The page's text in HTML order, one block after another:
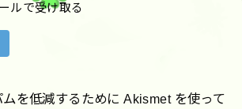
ルで受け取る
を低減するために Akismet を使って